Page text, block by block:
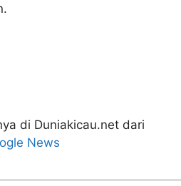
di Duniakicau.net dari
News